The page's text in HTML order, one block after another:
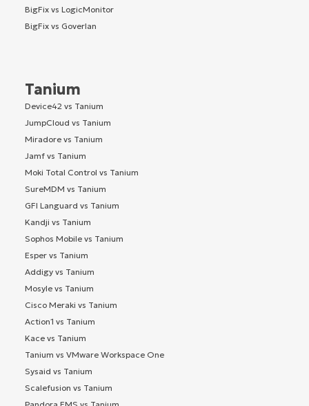
BigFix vs LogicMonitor
BigFix vs Goverlan
Tanium
Device42 vs Tanium
JumpCloud vs Tanium
Miradore vs Tanium
Jamf vs Tanium
Moki Total Control vs Tanium
SureMDM vs Tanium
GFI Languard vs Tanium
Kandji vs Tanium
Sophos Mobile vs Tanium
Esper vs Tanium
Addigy vs Tanium
Mosyle vs Tanium
Cisco Meraki vs Tanium
Action1 vs Tanium
Kace vs Tanium
Tanium vs VMware Workspace One
Sysaid vs Tanium
Scalefusion vs Tanium